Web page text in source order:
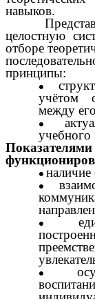
навыков.
целостную
отборе
принципы:
учётом
между
учебного
наличие